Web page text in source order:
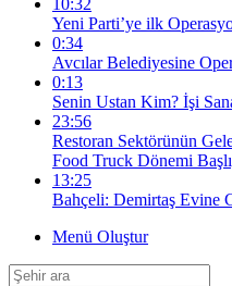
10:32
Yeni Parti’ye ilk
0:34
Avcılar Belediyesine
0:13
Senin Ustan Kim? İşi
23:56
Restoran Sektörünün
Food Truck Dönemi
13:25
Bahçeli: Demirtaş Evine
Menü Oluştur